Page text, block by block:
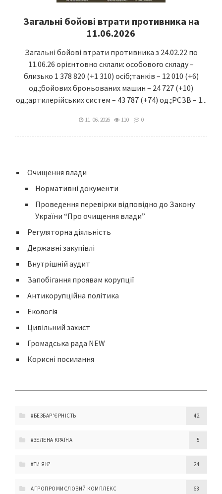
Загальні бойові втрати противника на
11.06.2026
Загальні бойові втрати противника з 24.02.22 по
11.06.26 орієнтовно склали: особового складу –
близько 1 378 820 (+1 310) осіб;танків – 12 010 (+6)
од.;бойових броньованих машин – 24 727 (+10)
од.;артилерійських систем – 43 787 (+74) од.;РСЗВ – 1...
11. 06. 2026 110 0
Очищення влади
Нормативні документи
Проведення перевірки відповідно до Закону
України “Про очищення влади”
Регуляторна діяльність
Державні закупівлі
Внутрішній аудит
Запобігання проявам корупції
Антикорупційна політика
Екологія
Цивільний захист
Громадська рада NEW
Корисні посилання
#БЕЗБАР'ЄРНІСТЬ 42
#ЗЕЛЕНА КРАЇНА 5
#ТИ ЯК? 24
АГРОПРОМИСЛОВИЙ КОМПЛЕКС 68